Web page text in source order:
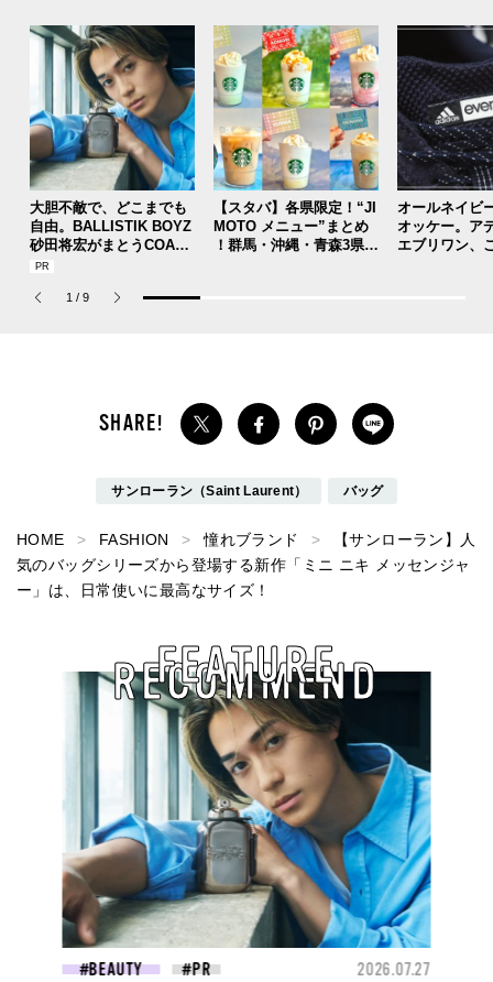
大胆不敵で、どこまでも
自由。BALLISTIK BOYZ
砂田将宏がまとうCOACH
の新作フレグランス「コ
パルファム」
【スタバ】各県限定！“JI
MOTO メニュー”まとめ
！群馬・沖縄・青森3県分
オールネイビ
オッケー。ア
エブリワン、
1 / 9
サンローラン（Saint Laurent） バッグ
HOME FASHION 憧れブランド
【サンローラン】人
気のバッグシリーズから登場する新作「ミニ ニキ メッセンジャ
ー」は、日常使いに最高なサイズ！
RECOMMEND
FEATURE
BEAUTY 2026.07.27